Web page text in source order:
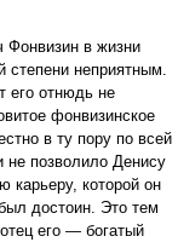
Фонвизин в жизни
неприятным.
его отнюдь не
фонвизинское
в ту пору по всей
не позволило Денису
карьеру, которой он
достоин. Это тем
его — богатый